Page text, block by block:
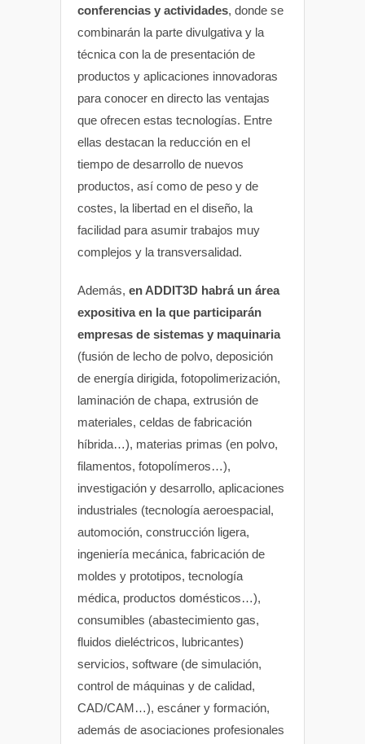
conferencias y actividades, donde se
combinarán la parte divulgativa y la
técnica con la de presentación de
productos y aplicaciones innovadoras
para conocer en directo las ventajas
que ofrecen estas tecnologías. Entre
ellas destacan la reducción en el
tiempo de desarrollo de nuevos
productos, así como de peso y de
costes, la libertad en el diseño, la
facilidad para asumir trabajos muy
complejos y la transversalidad.
Además, en ADDIT3D habrá un área
expositiva en la que participarán
empresas de sistemas y maquinaria
(fusión de lecho de polvo, deposición
de energía dirigida, fotopolimerización,
laminación de chapa, extrusión de
materiales, celdas de fabricación
híbrida…), materias primas (en polvo,
filamentos, fotopolímeros…),
investigación y desarrollo, aplicaciones
industriales (tecnología aeroespacial,
automoción, construcción ligera,
ingeniería mecánica, fabricación de
moldes y prototipos, tecnología
médica, productos domésticos…),
consumibles (abastecimiento gas,
fluidos dieléctricos, lubricantes)
servicios, software (de simulación,
control de máquinas y de calidad,
CAD/CAM…), escáner y formación,
además de asociaciones profesionales